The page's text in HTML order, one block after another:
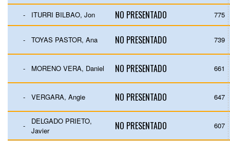
- ITURRI BILBAO, Jon NO PRESENTADO 775
- TOYAS PASTOR, Ana NO PRESENTADO 739
- MORENO VERA, Daniel NO PRESENTADO 661
- VERGARA, Angie NO PRESENTADO 647
-
DELGADO PRIETO,
Javier
NO PRESENTADO 607